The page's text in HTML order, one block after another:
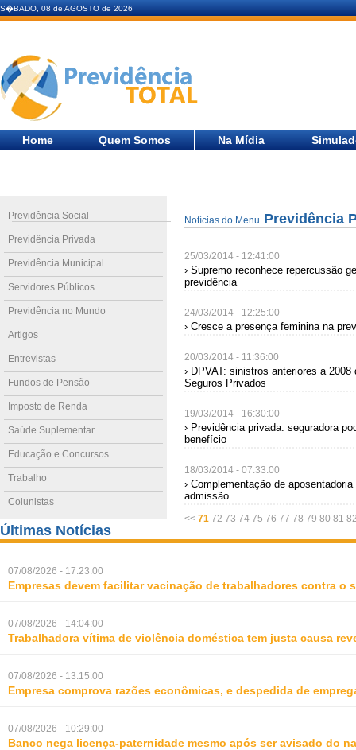
S�BADO, 08 de AGOSTO de 2026
Home Quem Somos Na Mídia
Previdência Social
Previdência Privada
Previdência Municipal
Servidores Públicos
Previdência no Mundo
Artigos
Entrevistas
Fundos de Pensão
Imposto de Renda
Saúde Suplementar
Educação e Concursos
Trabalho
Colunistas
Notícias do Menu Previdência
25/03/2014 - 12:41:00
› Supremo reconhece repercussão
previdência
24/03/2014 - 12:25:00
› Cresce a presença feminina na
20/03/2014 - 11:36:00
› DPVAT: sinistros anteriores a
Seguros Privados
19/03/2014 - 16:30:00
› Previdência privada: seguradora
benefício
18/03/2014 - 07:33:00
› Complementação de
admissão
<< 71 72 73 74 75 76 77 78 79 80 81
Últimas Notícias
07/08/2026 - 17:23:00
Empresas devem facilitar vacinação de trabalhadores contra o
07/08/2026 - 14:04:00
Trabalhadora vítima de violência doméstica tem justa causa
07/08/2026 - 13:15:00
Empresa comprova razões econômicas, e despedida de
07/08/2026 - 10:29:00
Banco nega licença-paternidade mesmo após ser avisado do